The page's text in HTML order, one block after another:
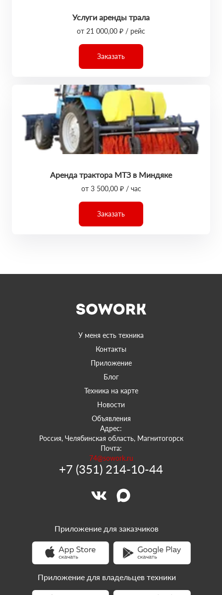
Услуги аренды трала
от 21 000,00 ₽ / рейс
Заказать
Аренда трактора МТЗ в Миндяке
от 3 500,00 ₽ / час
Заказать
У меня есть техника
Контакты
Приложение
Блог
Техника на карте
Новости
Объявления
Адрес:
Россия, Челябинская область, Магнитогорск
Почта:
74@sowork.ru
+7 (351) 214-10-44
Приложение для заказчиков
Приложение для владельцев техники